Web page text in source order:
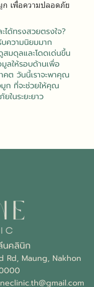
ก เพื่อความปลอดภัย
ได้ทรงสวยตรงใจ?
บความนิยมมาก
สมดุลและโดดเด่นขึ้น
ลให้รอบด้านเพื่อ
ต วันนี้เราจะพาคุณ
ก ที่จะช่วยให้คุณ
ในระยะยาว
นคลินิก
Rd, Maung, Nakhon